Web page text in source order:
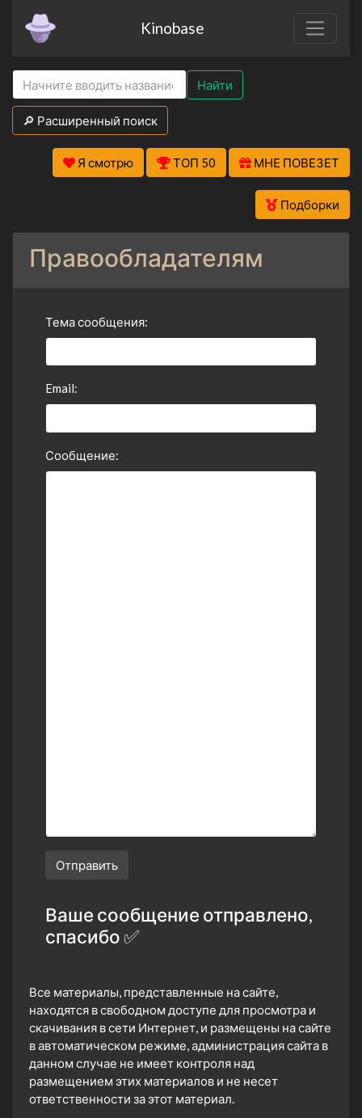
Kinobase
Найти
🔎 Расширенный поиск
Я смотрю ТОП 50 МНЕ ПОВЕЗЕТ
Подборки
Правообладателям
Тема сообщения:
Email:
Сообщение:
Отправить
Ваше сообщение отправлено,
спасибо ✅
Все материалы, представленные на сайте,
находятся в свободном доступе для просмотра и
скачивания в сети Интернет, и размещены на сайте
в автоматическом режиме, администрация сайта в
данном случае не имеет контроля над
размещением этих материалов и не несет
ответственности за этот материал.